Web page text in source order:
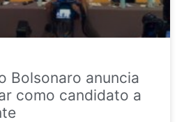
Bolsonaro anuncia
como candidato a